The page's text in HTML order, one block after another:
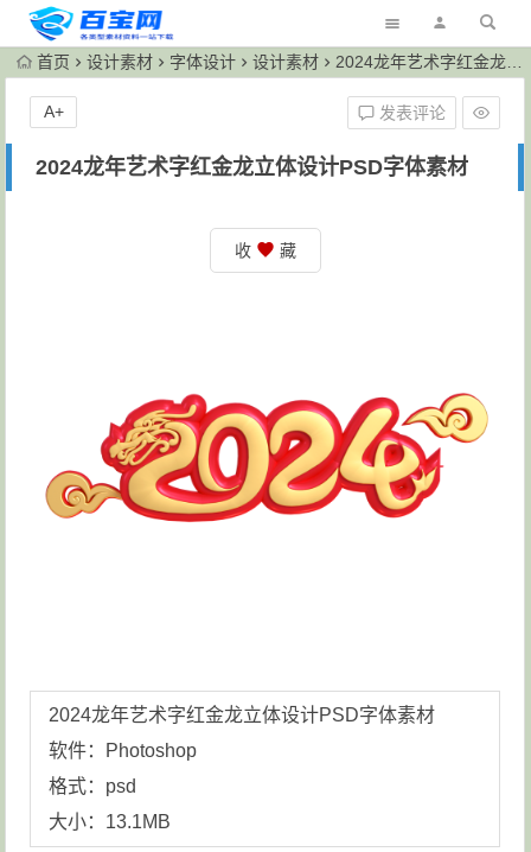
首页 设计素材 字体设计 设计素材 2024龙年艺术字红金龙立体设计PSD字体素材
2024龙年艺术字红金龙立体设计PSD字体素材
发表评论
A+
收 藏
2024龙年艺术字红金龙立体设计PSD字体素材
软件：Photoshop
格式：psd
大小：13.1MB